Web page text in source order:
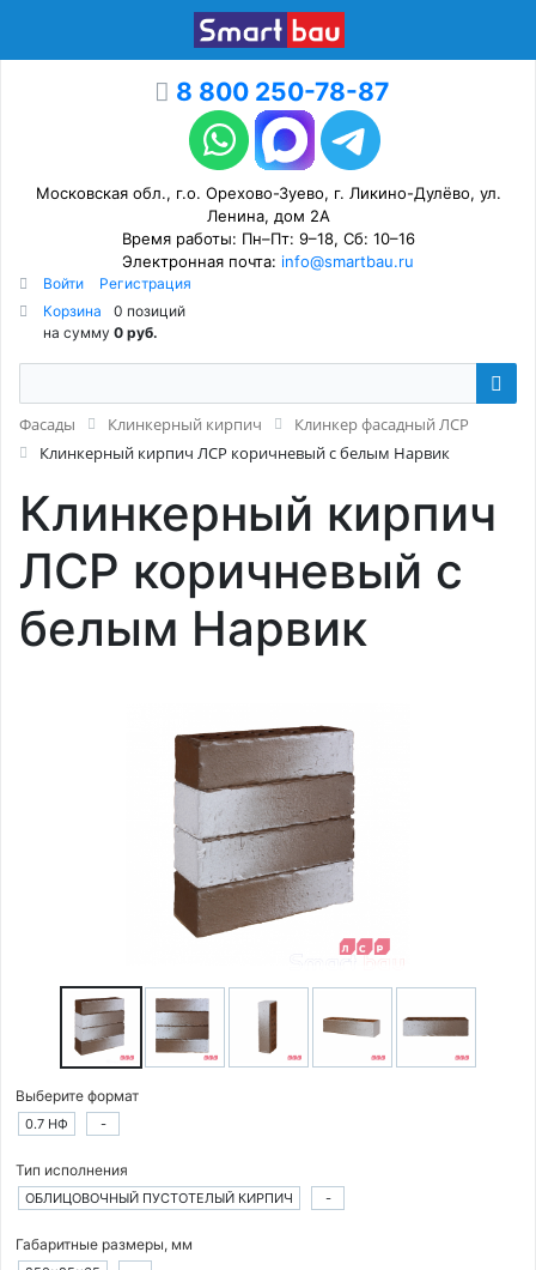
8 800 250-78-87
Московская обл., г.о. Орехово-Зуево, г. Ликино-Дулёво, ул.
Ленина, дом 2А
Время работы: Пн–Пт: 9–18, Сб: 10–16
Электронная почта: info@smartbau.ru
Войти
Регистрация
Корзина
0 позиций
на сумму 0 руб.
Фасады Клинкерный кирпич
Клинкер фасадный ЛСР
Клинкерный кирпич ЛСР коричневый с белым Нарвик
Клинкерный кирпич
ЛСР коричневый с
белым Нарвик
Выберите формат
0.7 НФ -
Тип исполнения
ОБЛИЦОВОЧНЫЙ ПУСТОТЕЛЫЙ КИРПИЧ -
Габаритные размеры, мм